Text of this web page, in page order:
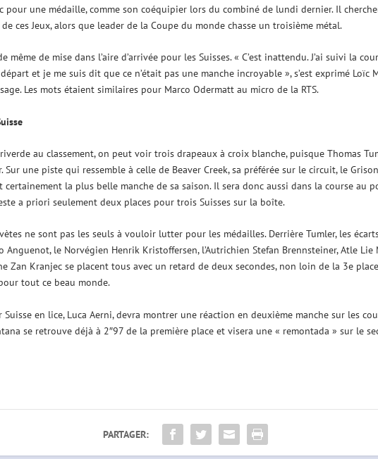
pour une médaille, comme son coéquipier lors du combiné de lundi dernier. Il
ces Jeux, alors que leader de la Coupe du monde chasse un troisième métal.
de mise dans l’aire d’arrivée pour les Suisses. « C’est inattendu. J’ai suivi la
et je me suis dit que ce n’était pas une manche incroyable », s’est exprimé Loïc
Les mots étaient similaires pour Marco Odermatt au micro de la RTS.
au classement, on peut voir trois drapeaux à croix blanche, puisque Thomas
Sur une piste qui ressemble à celle de Beaver Creek, sa préférée sur le circuit, le
certainement la plus belle manche de sa saison. Il sera donc aussi dans la course au
a priori seulement deux places pour trois Suisses sur la boîte.
ne sont pas les seuls à vouloir lutter pour les médailles. Derrière Tumler, les
Anguenot, le Norvégien Henrik Kristoffersen, l’Autrichien Stefan Brennsteiner, Atle Lie
Zan Kranjec se placent tous avec un retard de deux secondes, non loin de la 3e
tout ce beau monde.
Suisse en lice, Luca Aerni, devra montrer une réaction en deuxième manche sur les
se retrouve déjà à 2″97 de la première place et visera une « remontada » sur le
PARTAGER: